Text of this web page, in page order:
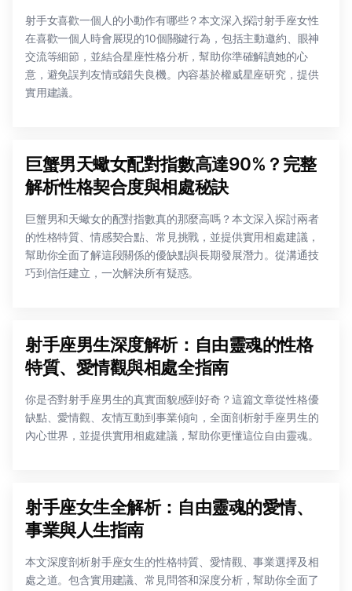
射手女喜歡一個人的小動作有哪些？本文深入探討射手座女性
在喜歡一個人時會展現的10個關鍵行為，包括主動邀約、眼神
交流等細節，並結合星座性格分析，幫助你準確解讀她的心
意，避免誤判友情或錯失良機。內容基於權威星座研究，提供
實用建議。
巨蟹男天蠍女配對指數高達90%？完整
解析性格契合度與相處秘訣
巨蟹男和天蠍女的配對指數真的那麼高嗎？本文深入探討兩者
的性格特質、情感契合點、常見挑戰，並提供實用相處建議，
幫助你全面了解這段關係的優缺點與長期發展潛力。從溝通技
巧到信任建立，一次解決所有疑惑。
射手座男生深度解析：自由靈魂的性格
特質、愛情觀與相處全指南
你是否對射手座男生的真實面貌感到好奇？這篇文章從性格優
缺點、愛情觀、友情互動到事業傾向，全面剖析射手座男生的
內心世界，並提供實用相處建議，幫助你更懂這位自由靈魂。
射手座女生全解析：自由靈魂的愛情、
事業與人生指南
本文深度剖析射手座女生的性格特質、愛情觀、事業選擇及相
處之道。包含實用建議、常見問答和深度分析，幫助你全面了